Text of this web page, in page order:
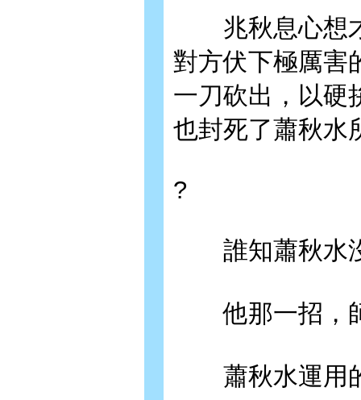
兆秋息心想才
對方伏下極厲害
一刀砍出，以硬
也封死了蕭秋水
?
誰知蕭秋水
他那一招，師
蕭秋水運用